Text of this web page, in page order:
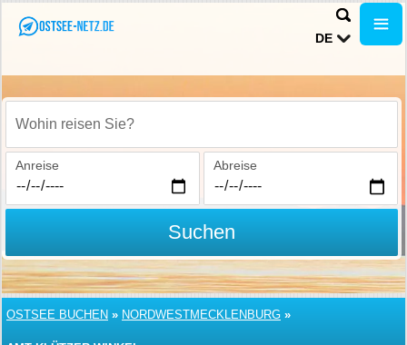
DE
Wohin reisen Sie?
Anreise Abreise
Suchen
OSTSEE BUCHEN » NORDWESTMECKLENBURG »